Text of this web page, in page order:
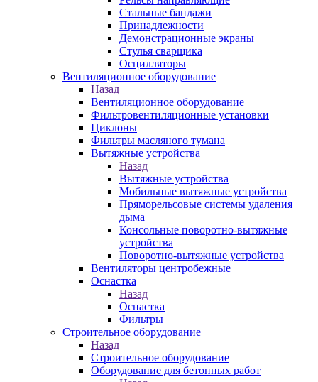
Стальные бандажи
Принадлежности
Демонстрационные экраны
Стулья сварщика
Осцилляторы
Вентиляционное оборудование
Назад
Вентиляционное оборудование
Фильтровентиляционные установки
Циклоны
Фильтры масляного тумана
Вытяжные устройства
Назад
Вытяжные устройства
Мобильные вытяжные устройства
Пряморельсовые системы удаления
дыма
Консольные поворотно-вытяжные
устройства
Поворотно-вытяжные устройства
Вентиляторы центробежные
Оснастка
Назад
Оснастка
Фильтры
Строительное оборудование
Назад
Строительное оборудование
Оборудование для бетонных работ